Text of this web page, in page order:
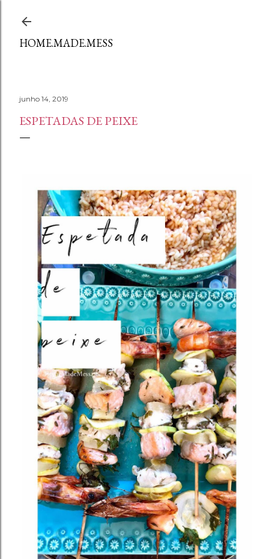
HOME.MADE.MESS
junho 14, 2019
ESPETADAS DE PEIXE